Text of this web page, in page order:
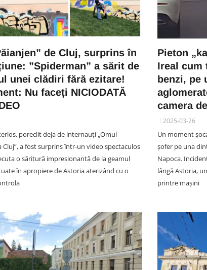
de Cluj, surprins în
”Spiderman” a sărit de
unei clădiri fără ezitare!
Nu faceți NICIODATĂ
poreclit deja de internauți „Omul
Cluj”, a fost surprins într-un video spectaculos
o săritură impresionantă de la geamul
în apropiere de Astoria aterizând cu o
Pieton
Ireal cum
benzi, pe
camera
2025-03-26
Un moment
șofer pe una
Napoca.
lângă Astoria,
printre mașini